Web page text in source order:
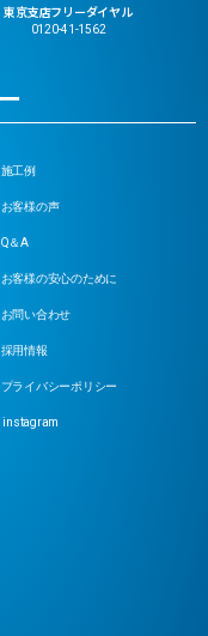
東京支店フリーダイヤル
0120-41-1562
工例
客様の声
＆A
客様の安心のために
問い合わせ
用情報
ライバシーポリシー